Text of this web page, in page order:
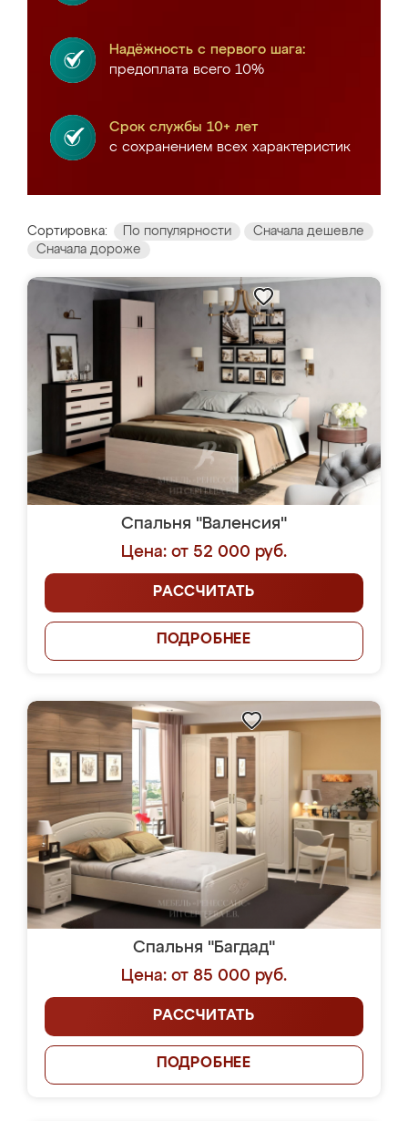
Надёжность с первого шага:
предоплата всего 10%
Срок службы 10+ лет
с сохранением всех характеристик
Сортировка: По популярности
Сначала дешевле
Сначала дороже
Спальня "Валенсия"
Цена: от 52 000 руб.
РАССЧИТАТЬ
ПОДРОБНЕЕ
Спальня "Багдад"
Цена: от 85 000 руб.
РАССЧИТАТЬ
ПОДРОБНЕЕ